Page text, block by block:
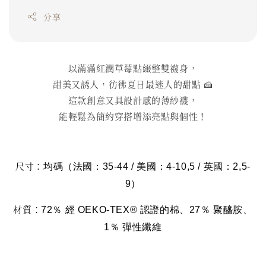
分享
以滿滿紅潤草莓點綴整雙襪身，
甜美又誘人，彷彿夏日最迷人的甜點 🍰
這款創意又具設計感的薄紗襪，
能輕鬆為簡約穿搭增添亮點與個性！
尺寸： 均碼（法國：35-44 / 美國：4-10,5 / 英國：2,5-
9）
材質：72％ 經 OEKO-TEX®️ 認證的棉、27％ 聚醯胺、
1％ 彈性纖維